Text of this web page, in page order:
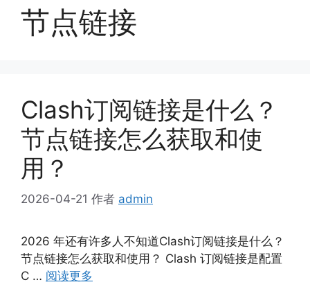
节点链接
Clash订阅链接是什么？
节点链接怎么获取和使
用？
2026-04-21 作者 admin
2026 年还有许多人不知道Clash订阅链接是什么？
节点链接怎么获取和使用？ Clash 订阅链接是配置
C … 阅读更多